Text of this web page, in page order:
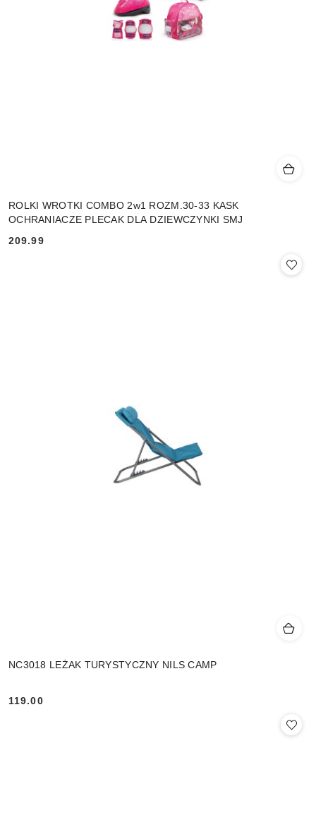
ROLKI WROTKI COMBO 2w1 ROZM.30-33 KASK
OCHRANIACZE PLECAK DLA DZIEWCZYNKI SMJ
Cena:
209.99
NC3018 LEŻAK TURYSTYCZNY NILS CAMP
Cena:
119.00